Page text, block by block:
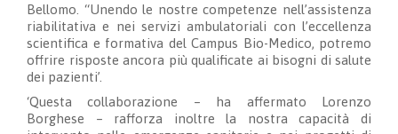
Bellomo. “Unendo le nostre competenze nell’assistenza
riabilitativa e nei servizi ambulatoriali con l’eccellenza
scientifica e formativa del Campus Bio-Medico, potremo
offrire risposte ancora più qualificate ai bisogni di salute
dei pazienti’.
‘Questa collaborazione – ha affermato Lorenzo
Borghese – rafforza inoltre la nostra capacità di